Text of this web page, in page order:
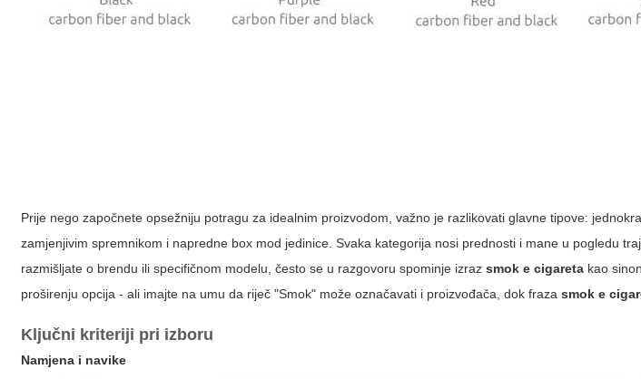
Prije nego započnete opsežniju potragu za idealnim proizvodom, važno je razlikovati glavne tipove:
zamjenjivim spremnikom i napredne box mod jedinice. Svaka kategorija nosi prednosti i mane u pogledu
razmišljate o brendu ili specifičnom modelu, često se u razgovoru spominje izrazsmok e cigareta kao
proširenju opcija - ali imajte na umu da riječ "Smok" može označavati i proizvođača, dok frazasmok e
Ključni kriteriji pri izboru
Namjena i navike